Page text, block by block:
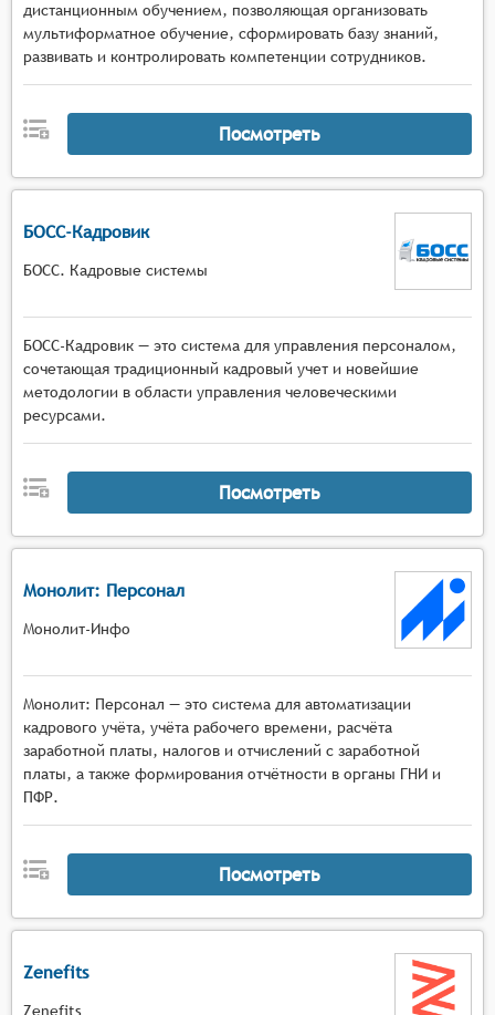
дистанционным обучением, позволяющая организовать
мультиформатное обучение, сформировать базу знаний,
развивать и контролировать компетенции сотрудников.
Посмотреть
БОСС-Кадровик
БОСС. Кадровые системы
БОСС-Кадровик — это система для управления персоналом,
сочетающая традиционный кадровый учет и новейшие
методологии в области управления человеческими
ресурсами.
Посмотреть
Монолит: Персонал
Монолит-Инфо
Монолит: Персонал — это система для автоматизации
кадрового учёта, учёта рабочего времени, расчёта
заработной платы, налогов и отчислений с заработной
платы, а также формирования отчётности в органы ГНИ и
ПФР.
Посмотреть
Zenefits
Zenefits